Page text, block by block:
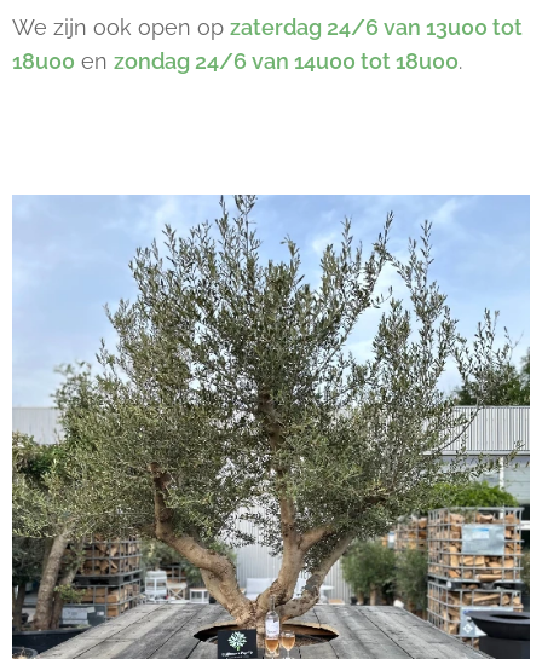
We zijn ook open op zaterdag 24/6 van 13u00 tot
18u00 en zondag 24/6 van 14u00 tot 18u00.